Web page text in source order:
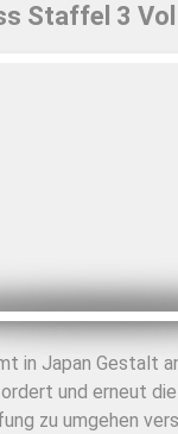
Staffel 3
in Japan Gestalt
und erneut die
zu umgehen